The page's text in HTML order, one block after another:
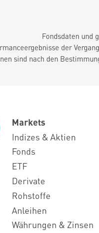
Fondsdaten und
der
sind nach den
Markets
Indizes & Aktien
Fonds
ETF
Derivate
Rohstoffe
Anleihen
Währungen & Zinsen